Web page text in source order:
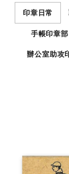
印章日常
手帳印章部
辦公室助攻